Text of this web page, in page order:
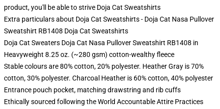
product, you'll be able to strive Doja Cat Sweatshirts
Extra particulars about Doja Cat Sweatshirts - Doja Cat Nasa Pullover
Sweatshirt RB1408 Doja Cat Sweatshirts
Doja Cat Sweaters Doja Cat Nasa Pullover Sweatshirt RB1408 in
Heavyweight 8.25 oz. (~280 gsm) cotton-wealthy fleece
Stable colours are 80% cotton, 20% polyester. Heather Gray is 70%
cotton, 30% polyester. Charcoal Heather is 60% cotton, 40% polyester
Entrance pouch pocket, matching drawstring and rib cuffs
Ethically sourced following the World Accountable Attire Practices